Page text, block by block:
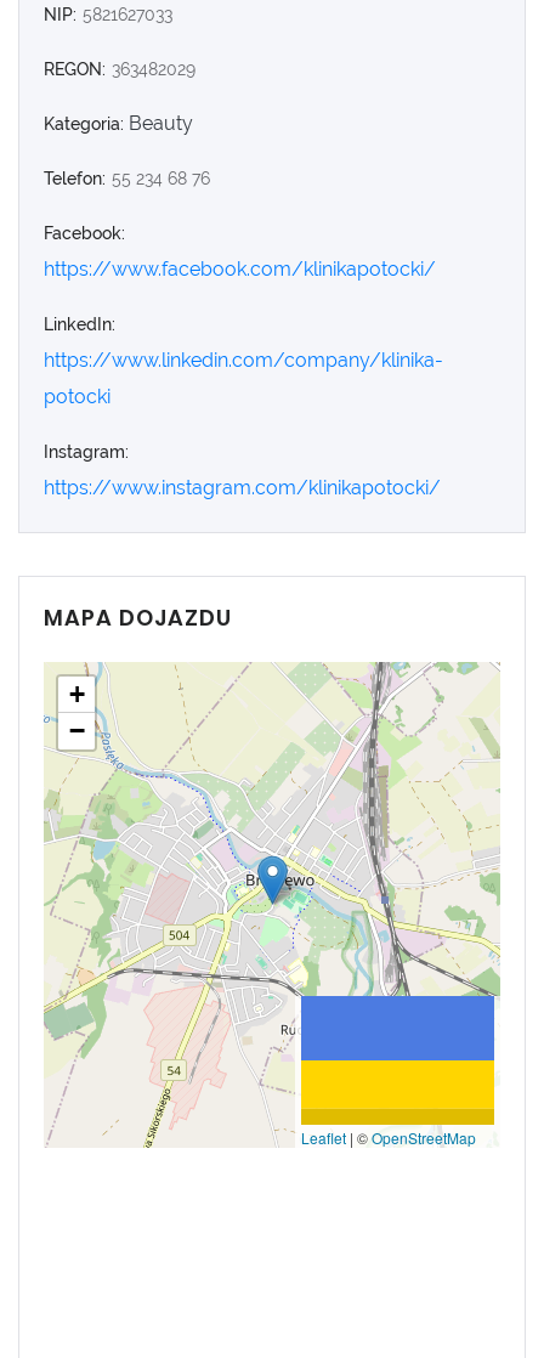
NIP: 5821627033
REGON: 363482029
Kategoria: Beauty
Telefon: 55 234 68 76
Facebook:
https://www.facebook.com/klinikapotocki/
LinkedIn:
https://www.linkedin.com/company/klinika-
potocki
Instagram:
https://www.instagram.com/klinikapotocki/
MAPA DOJAZDU
+
−
Leaflet | ©OpenStreetMap